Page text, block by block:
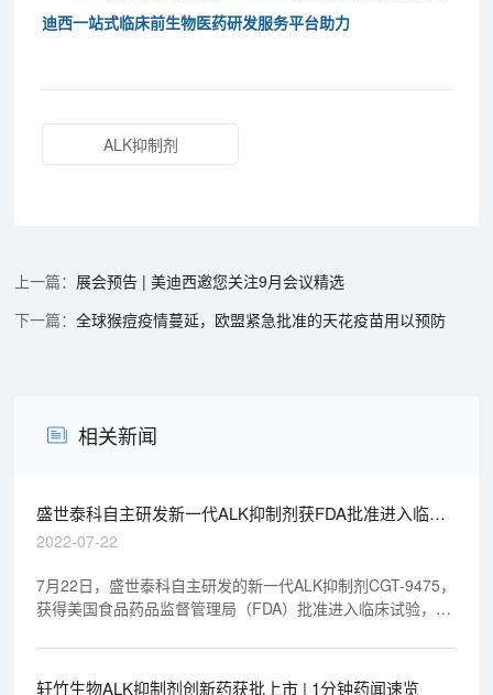
迪西一站式临床前生物医药研发服务平台助力
ALK抑制剂
展会预告 | 美迪西邀您关注9月会议精选
全球猴痘疫情蔓延，欧盟紧急批准的天花疫苗用以预防
相关新闻
盛世泰科自主研发新一代ALK抑制剂获FDA批准进入临床
丨“美”天新药事
2022-07-22
7月22日，盛世泰科自主研发的新一代ALK抑制剂CGT-9475，
获得美国食品药品监督管理局（FDA）批准进入临床试验，该
迪西为CGT-9475的研发提供了一站式全套临床前综合性研发
服务。
轩竹生物ALK抑制剂创新药获批上市 | 1分钟药闻速览